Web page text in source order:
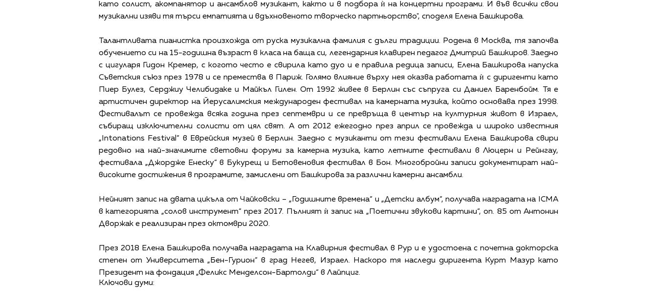
като солист, акомпанятор и ансамблов музикант, както и в подбора ѝ на концертни програми. И във всички свои
музикални изяви тя търси емпатията и вдъхновеното творческо партньорство", споделя Елена Башкирова.
Талантливата пианистка произхожда от руска музикална фамилия с дълги традиции. Родена в Москва, тя започва
обучението си на 15-годишна възраст в класа на баща си, легендарния клавирен педагог Дмитрий Башкиров. Заедно
с цигуларя Гидон Кремер, с когото често е свирила като дуо и е правила редица записи, Елена Башкирова напуска
Съветския съюз през 1978 и се премества в Париж. Голямо влияние върху нея оказва работата ѝ с диригенти като
Пиер Булез, Серджиу Челибидаке и Майкъл Гилен. От 1992 живее в Берлин със съпруга си Даниел Баренбойм. Тя е
артистичен директор на Йерусалимския международен фестивал на камерната музика, който основава през 1998.
Фестивалът се провежда всяка година през септември и се превръща в център на културния живот в Израел,
събиращ изключителни солисти от цял свят. А от 2012 ежегодно през април се провежда и широко известния
„Intonations Festival“ в Еврейския музей в Берлин. Заедно с музиканти от тези фестивали Елена Башкирова свири
редовно на най-значимите световни форуми за камерна музика, като летните фестивали в Люцерн и Рейнгау,
фестивала „Джордже Енеску“ в Букурещ и Бетовеновия фестивал в Бон. Многобройни записи документират най-
високите достижения в програмите, замислени от Башкирова за различни камерни ансамбли.
Нейният запис на двата цикъла от Чайковски – „Годишните времена“ и „Детски албум“, получава наградата на ICMA
в категорията „солов инструмент“ през 2017. Пълният ѝ запис на „Поетични звукови картини“, оп. 85 от Антонин
Дворжак е реализиран през октомври 2020.
През 2018 Елена Башкирова получава наградата на Клавирния фестивал в Рур и е удостоена с почетна докторска
степен от Университета „Бен-Гурион“ в град Негев, Израел. Наскоро тя наследи диригента Курт Мазур като
Президент на фондация „Феликс Менделсон-Бартолди“ в Лайпциг.
Ключови думи: